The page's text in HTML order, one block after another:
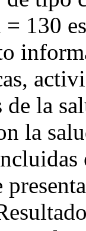
130
de la
la